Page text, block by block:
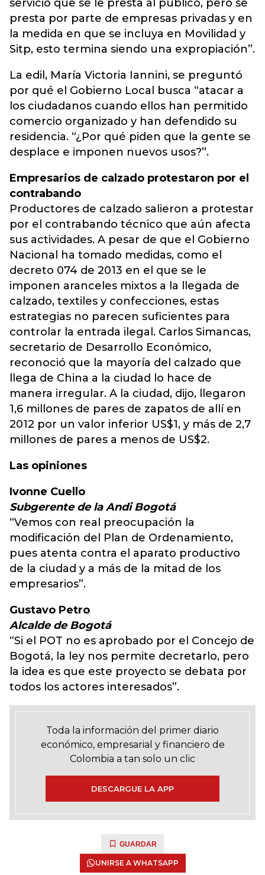
servicio que se le presta al público, pero se
presta por parte de empresas privadas y en
la medida en que se incluya en Movilidad y
Sitp, esto termina siendo una expropiación”.
La edil, María Victoria Iannini, se preguntó
por qué el Gobierno Local busca “atacar a
los ciudadanos cuando ellos han permitido
comercio organizado y han defendido su
residencia. “¿Por qué piden que la gente se
desplace e imponen nuevos usos?”.
Empresarios de calzado protestaron por el
contrabando
Productores de calzado salieron a protestar
por el contrabando técnico que aún afecta
sus actividades. A pesar de que el Gobierno
Nacional ha tomado medidas, como el
decreto 074 de 2013 en el que se le
imponen aranceles mixtos a la llegada de
calzado, textiles y confecciones, estas
estrategias no parecen suficientes para
controlar la entrada ilegal. Carlos Simancas,
secretario de Desarrollo Económico,
reconoció que la mayoría del calzado que
llega de China a la ciudad lo hace de
manera irregular. A la ciudad, dijo, llegaron
1,6 millones de pares de zapatos de allí en
2012 por un valor inferior US$1, y más de 2,7
millones de pares a menos de US$2.
Las opiniones
Ivonne Cuello
Subgerente de la Andi Bogotá
“Vemos con real preocupación la
modificación del Plan de Ordenamiento,
pues atenta contra el aparato productivo
de la ciudad y a más de la mitad de los
empresarios”.
Gustavo Petro
Alcalde de Bogotá
“Si el POT no es aprobado por el Concejo de
Bogotá, la ley nos permite decretarlo, pero
la idea es que este proyecto se debata por
todos los actores interesados”.
Toda la información del primer diario
económico, empresarial y financiero de
Colombia a tan solo un clic
DESCARGUE LA APP
GUARDAR
UNIRSE A WHATSAPP